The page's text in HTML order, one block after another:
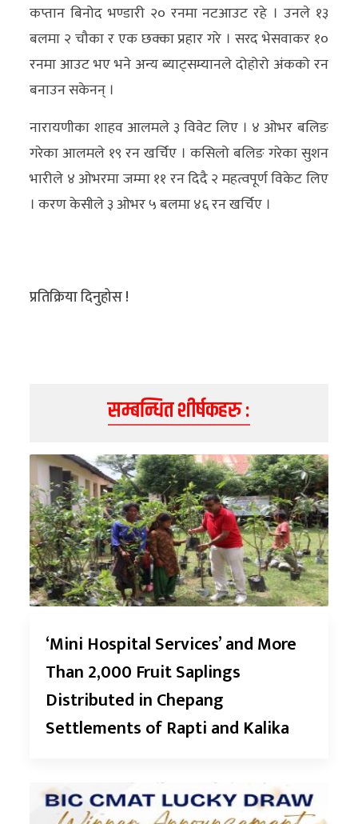
कप्तान बिनोद भण्डारी २० रनमा नटआउट रहे । उनले १३
बलमा २ चौका र एक छक्का प्रहार गरे । सरद भेसवाकर १०
रनमा आउट भए भने अन्य ब्याट्सम्यानले दोहोरो अंकको रन
बनाउन सकेनन् ।
नारायणीका शाहव आलमले ३ विवेट लिए । ४ ओभर बलिङ
गरेका आलमले १९ रन खर्चिए । कसिलो बलिङ गरेका सुशन
भारीले ४ ओभरमा जम्मा ११ रन दिदै २ महत्वपूर्ण विकेट लिए
। करण केसीले ३ ओभर ५ बलमा ४६ रन खर्चिए ।
प्रतिक्रिया दिनुहोस !
सम्बन्धित शीर्षकहरु :
‘Mini Hospital Services’ and More
Than 2,000 Fruit Saplings
Distributed in Chepang
Settlements of Rapti and Kalika